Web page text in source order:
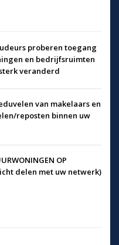
proberen toegang
en bedrijfsruimten
veranderd
van makelaars en
reposten binnen uw
OP
delen met uw netwerk)